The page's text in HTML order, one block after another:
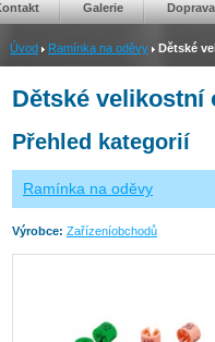
Galerie Doprava
Úvod Ramínka na oděvy Dětské
Dětské velikostní
Přehled kategorií
Ramínka na oděvy
Výrobce: Zařízeníobchodů